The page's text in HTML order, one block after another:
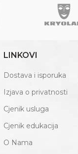
LINKOVI
Dostava i isporuka
Izjava o privatnosti
Cjenik usluga
Cjenik edukacija
O Nama